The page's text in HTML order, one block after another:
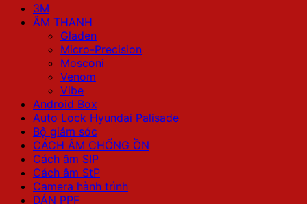
3M
ÂM THANH
Gladen
Micro-Precision
Mosconi
Venom
Vibe
Android Box
Auto Lock Hyundai Palisade
Bộ giảm sóc
CÁCH ÂM CHỐNG ỒN
Cách âm SIP
Cách âm StP
Camera hành trình
DÁN PPF